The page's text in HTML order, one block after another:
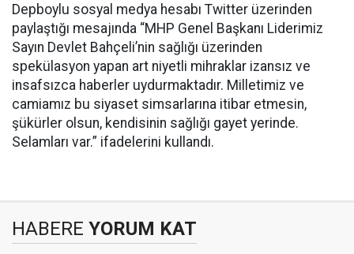
Depboylu sosyal medya hesabı Twitter üzerinden
paylaştığı mesajında “MHP Genel Başkanı Liderimiz
Sayın Devlet Bahçeli’nin sağlığı üzerinden
spekülasyon yapan art niyetli mihraklar izansız ve
insafsızca haberler uydurmaktadır. Milletimiz ve
camiamız bu siyaset simsarlarına itibar etmesin,
şükürler olsun, kendisinin sağlığı gayet yerinde.
Selamları var.” ifadelerini kullandı.
HABERE YORUM KAT